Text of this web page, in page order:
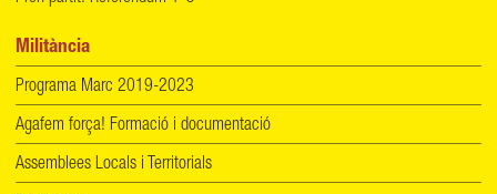
Militància
Programa Marc 2019-2023
Agafem força! Formació i documentació
Assemblees Locals i Territorials